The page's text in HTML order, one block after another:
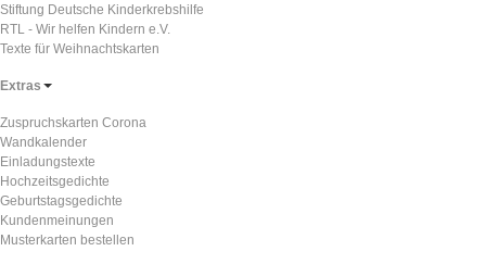
Stiftung Deutsche Kinderkrebshilfe
RTL - Wir helfen Kindern e.V.
Texte für Weihnachtskarten
Extras
Zuspruchskarten Corona
Wandkalender
Einladungstexte
Hochzeitsgedichte
Geburtstagsgedichte
Kundenmeinungen
Musterkarten bestellen